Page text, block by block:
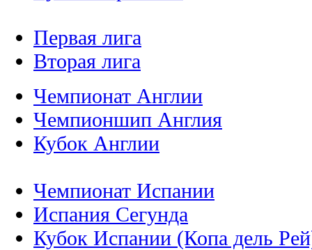
Первая лига
Вторая лига
Чемпионат Англии
Чемпионшип Англия
Кубок Англии
Чемпионат Испании
Испания Сегунда
Кубок Испании (Копа дель